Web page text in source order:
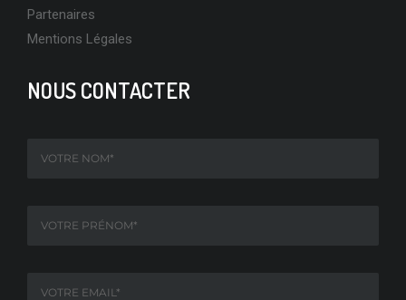
Partenaires
Mentions Légales
NOUS CONTACTER